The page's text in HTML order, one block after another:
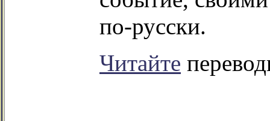
по-русски.
Читайте